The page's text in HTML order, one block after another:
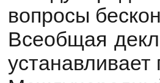
вопросы
Всеобщая